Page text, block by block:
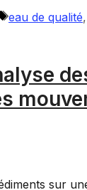
Étiquettes
eau de qualité,
sur